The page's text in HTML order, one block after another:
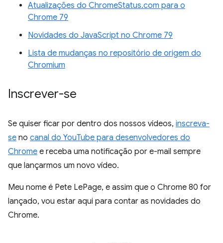
Atualizações do ChromeStatus.com para o
Chrome 79
Novidades do JavaScript no Chrome 79
Lista de mudanças no repositório de origem do
Chromium
Inscrever-se
Se quiser ficar por dentro dos nossos vídeos, inscreva-
se no canal do YouTube para desenvolvedores do
Chrome e receba uma notificação por e-mail sempre
que lançarmos um novo vídeo.
Meu nome é Pete LePage, e assim que o Chrome 80 for
lançado, vou estar aqui para contar as novidades do
Chrome.